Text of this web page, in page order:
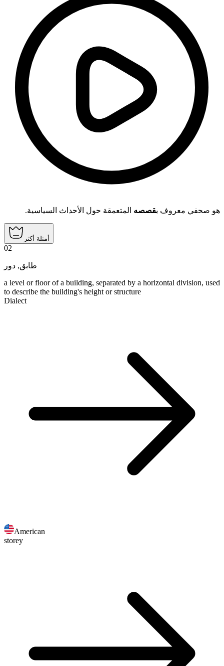
هو صحفي معروف بقصصه المتعمقة حول الأحداث السياسية.
أمثلة أكثر
02
طابق, دور
a level or floor of a building, separated by a horizontal division, used
to describe the building's height or structure
Dialect
American
storey